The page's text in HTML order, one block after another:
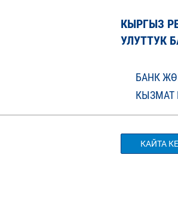
КЫРГЫЗ
УЛУТТУК
БАНК
КЫЗМАТ
КАЙТА